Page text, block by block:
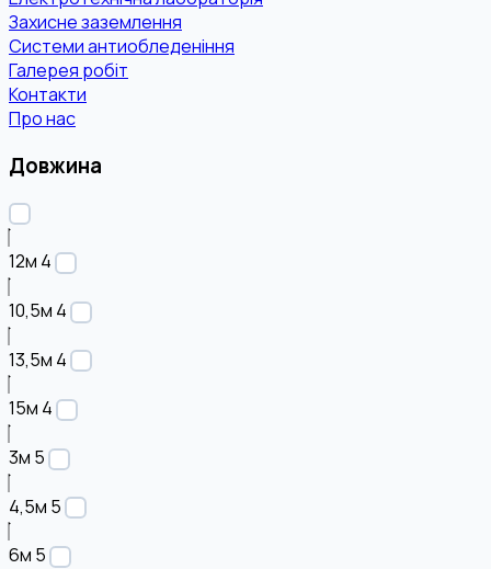
Захисне заземлення
Системи антиобледеніння
Галерея робіт
Контакти
Про нас
Довжина
12м 4
10,5м 4
13,5м 4
15м 4
3м 5
4,5м 5
6м 5